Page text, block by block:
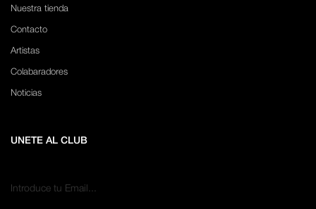
Nuestra tienda
Contacto
Artistas
Colabaradores
Noticias
UNETE AL CLUB